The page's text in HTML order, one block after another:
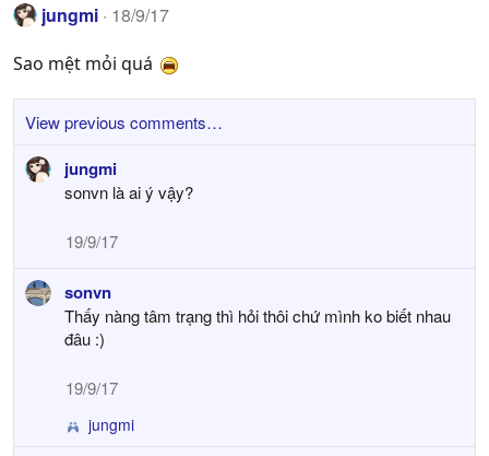
jungmi 18/9/17
Sao mệt mỏi quá
View previous comments…
jungmi
sonvn là ai ý vậy?
19/9/17
sonvn
Thấy nàng tâm trạng thì hỏi thôi chứ mình ko biết nhau
đâu :)
19/9/17
R
jungmi